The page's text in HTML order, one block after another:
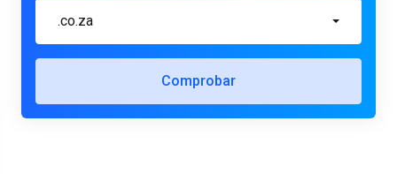
.co.za
Comprobar